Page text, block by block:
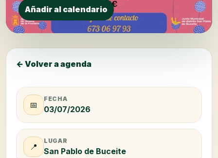
Añadir al calendario
← Volver a agenda
📅
FECHA
03/07/2026
📍
LUGAR
San Pablo de Buceite